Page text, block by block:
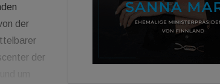
der
der